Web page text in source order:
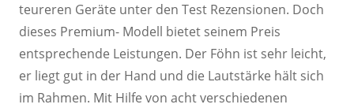
teureren Geräte unter den Test Rezensionen. Doch
dieses Premium- Modell bietet seinem Preis
entsprechende Leistungen. Der Föhn ist sehr leicht,
er liegt gut in der Hand und die Lautstärke hält sich
im Rahmen. Mit Hilfe von acht verschiedenen